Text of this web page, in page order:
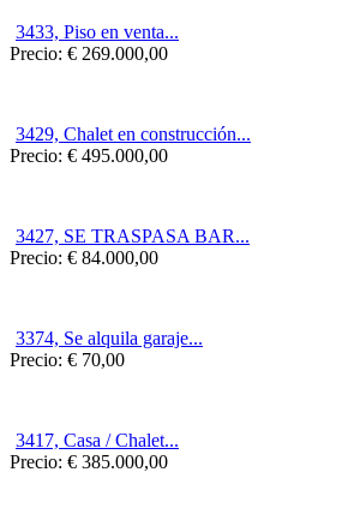
3433, Piso en venta...
Precio: € 269.000,00
3429, Chalet en construcción...
Precio: € 495.000,00
3427, SE TRASPASA BAR...
Precio: € 84.000,00
3374, Se alquila garaje...
Precio: € 70,00
3417, Casa / Chalet...
Precio: € 385.000,00